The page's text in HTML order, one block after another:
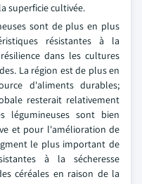
superficie cultivée.
sont de plus en plus
résistantes à la
dans les cultures
La région est de plus en
d'aliments durables;
resterait relativement
légumineuses sont bien
et pour l'amélioration de
le plus important de
à la sécheresse
céréales en raison de la